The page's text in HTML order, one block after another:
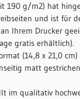
190 g/m2) hat
und ist für
Ihrem Drucker
gratis erhältlich).
(14,8 x 21,0 cm)
matt
im qualitativ